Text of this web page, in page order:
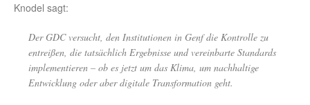
Knodel sagt:
Der GDC versucht, den Institutionen in Genf die Kontrolle zu
entreißen, die tatsächlich Ergebnisse und vereinbarte Standards
implementieren – ob es jetzt um das Klima, um nachhaltige
Entwicklung oder aber digitale Transformation geht.